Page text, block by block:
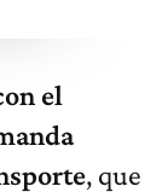
el
, que